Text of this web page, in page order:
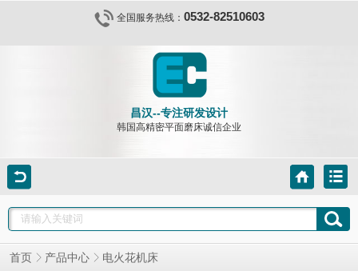
全国服务热线： 0532-82510603
昌汉--专注研发设计
韩国高精密平面磨床诚信企业
首页 产品中心 电火花机床